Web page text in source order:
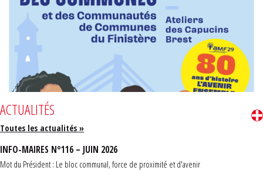
ACTUALITÉS
Toutes les actualités »
INFO-MAIRES N°116 – JUIN 2026
Mot du Président : Le bloc communal, force de proximité et d'avenir